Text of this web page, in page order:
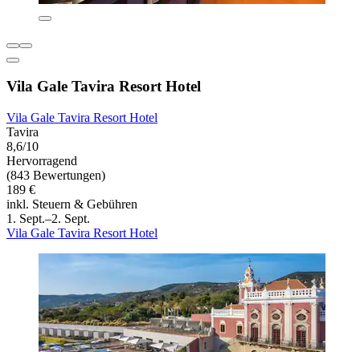
Vila Gale Tavira Resort Hotel
Vila Gale Tavira Resort Hotel
Tavira
8,6/10
Hervorragend
(843 Bewertungen)
189 €
inkl. Steuern & Gebühren
1. Sept.–2. Sept.
Vila Gale Tavira Resort Hotel